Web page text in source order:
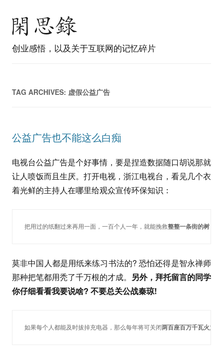
创业感悟，以及关于互联网的记忆碎片
TAG ARCHIVES: 虚假公益广告
公益广告也不能这么白痴
电视台公益广告是个好事情，要是捏造数据随口胡说那就
让人喷饭而且生厌。打开电视，浙江电视台，看见几个衣
着光鲜的主持人在哪里给观众宣传环保知识：
把用过的纸翻过来再用一面，一百个人一年，就能挽救整整一条街的树
莫非中国人都是用纸来练习书法的? 恐怕还得是智永禅师
那种把笔都用秃了千万根的才成。 另外，拜托留言的同学
你仔细看看我要说啥? 不要总关公战秦琼!
如果每个人都能及时拔掉充电器，那么每年将可关闭两百座百万千瓦火力